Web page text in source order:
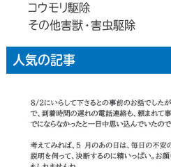
コウモリ駆除
その他害獣・害虫駆除
人気の記事